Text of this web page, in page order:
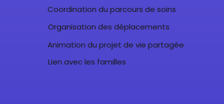
Coordination du parcours de soins
Organisation des déplacements
Animation du projet de vie partagée
Lien avec les familles